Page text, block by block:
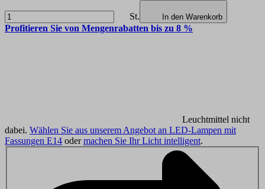
St. In den Warenkorb
Profitieren Sie von Mengenrabatten bis zu 8 %
Leuchtmittel nicht
dabei. Wählen Sie aus unserem Angebot an LED-Lampen mit
Fassungen E14 odermachen Sie Ihr Licht intelligent.